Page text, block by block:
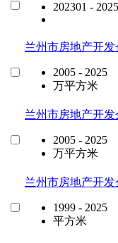
202301 -
兰州市房地产开
2005 - 2025
万平方米
兰州市房地产开
2005 - 2025
万平方米
兰州市房地产开
1999 - 2025
平方米